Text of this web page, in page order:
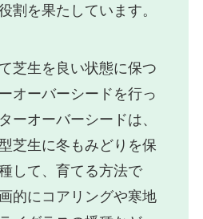
割を果たしています。
芝生を良い状態に保つ
オーバーシードを行っ
ーオーバーシードは、
芝生に冬もみどりを保
して、育てる方法で
的にコアリングや寒地